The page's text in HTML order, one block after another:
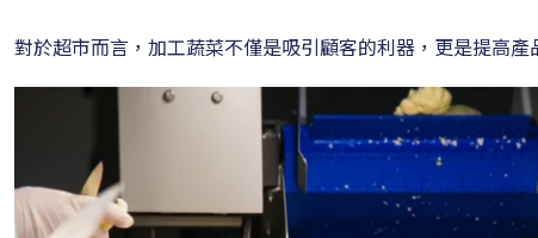
對於超市而言，加工蔬菜不僅是吸引顧客的利器，更是提高產